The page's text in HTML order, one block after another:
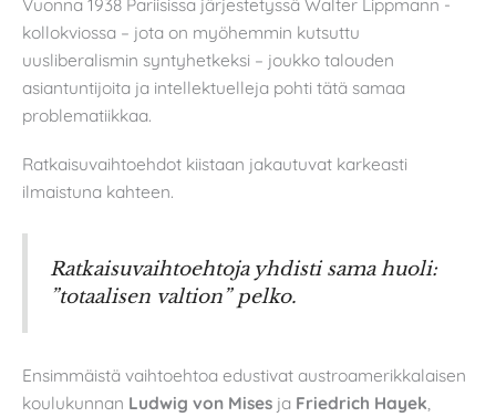
Vuonna 1938 Pariisissa järjestetyssä Walter Lippmann -
kollokviossa – jota on myöhemmin kutsuttu
uusliberalismin syntyhetkeksi – joukko talouden
asiantuntijoita ja intellektuelleja pohti tätä samaa
problematiikkaa.
Ratkaisuvaihtoehdot kiistaan jakautuvat karkeasti
ilmaistuna kahteen.
Ratkaisuvaihtoehtoja yhdisti sama huoli:
”totaalisen valtion” pelko.
Ensimmäistä vaihtoehtoa edustivat austroamerikkalaisen
koulukunnan Ludwig von Mises ja Friedrich Hayek